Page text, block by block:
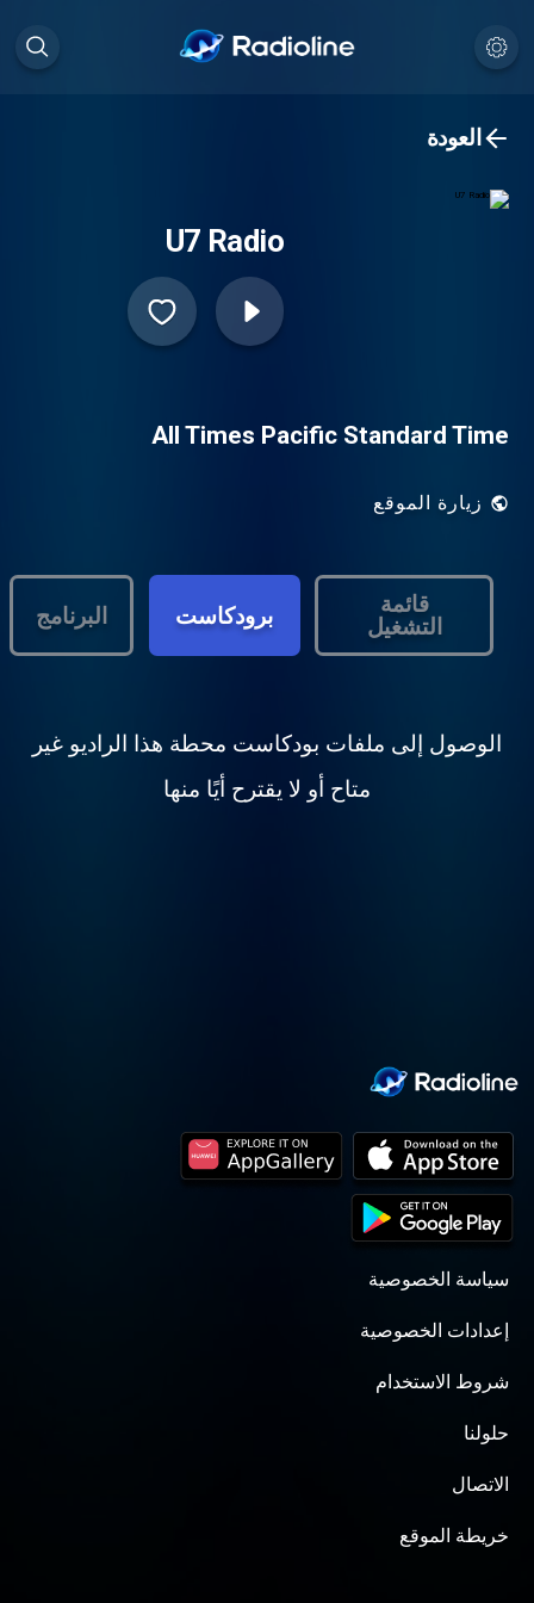
العودة
U7 Radio
All Times Pacific Standard Time
زيارة الموقع
قائمة
التشغيل
برودكاست البرنامج
الوصول إلى ملفات بودكاست محطة هذا الراديو غير
متاح أو لا يقترح أيًا منها
سياسة الخصوصية
إعدادات الخصوصية
شروط الاستخدام
حلولنا
الاتصال
خريطة الموقع